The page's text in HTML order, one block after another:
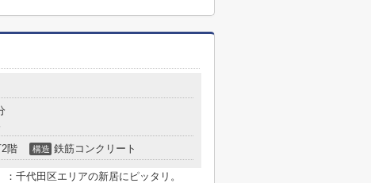
階 構造 鉄筋コンクリート
千代田区エリアの新居にピッタリ。